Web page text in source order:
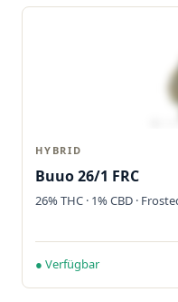
HYBRID
Buuo 26/1 FRC
26% THC · 1% CBD ·
● Verfügbar